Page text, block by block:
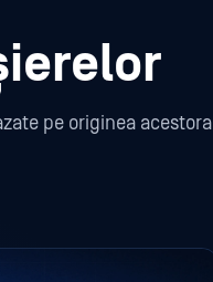
pe originea acestora